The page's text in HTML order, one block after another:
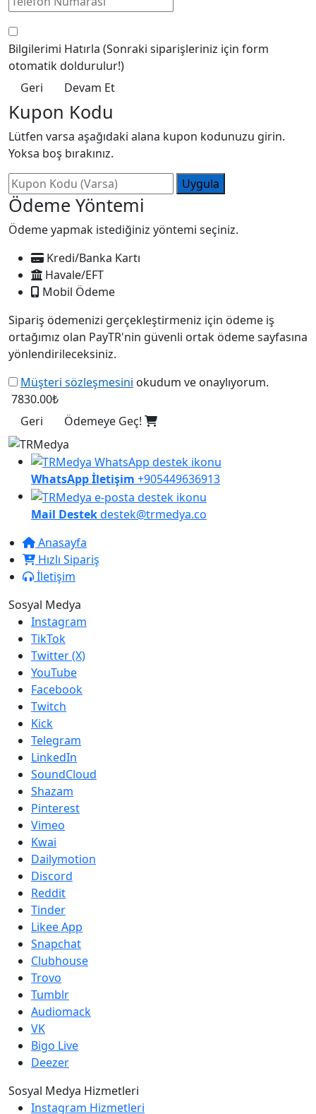
Bilgilerimi Hatırla (Sonraki siparişleriniz için form
otomatik doldurulur!)
Geri
Devam Et
Kupon Kodu
Lütfen varsa aşağıdaki alana kupon kodunuzu girin.
Yoksa boş bırakınız.
Uygula
Ödeme Yöntemi
Ödeme yapmak istediğiniz yöntemi seçiniz.
Kredi/Banka Kartı
Havale/EFT
Mobil Ödeme
Sipariş ödemenizi gerçekleştirmeniz için ödeme iş
ortağımız olan PayTR'nin güvenli ortak ödeme sayfasına
yönlendirileceksiniz.
Müşteri sözleşmesini okudum ve onaylıyorum.
7830.00₺
Geri
Ödemeye Geç!
WhatsApp İletişim +905449636913
Mail Destekdestek@trmedya.co
Anasayfa
Hızlı Sipariş
İletişim
Sosyal Medya
Instagram
TikTok
Twitter (X)
YouTube
Facebook
Twitch
Kick
Telegram
LinkedIn
SoundCloud
Shazam
Pinterest
Vimeo
Kwai
Dailymotion
Discord
Reddit
Tinder
Likee App
Snapchat
Clubhouse
Trovo
Tumblr
Audiomack
VK
Bigo Live
Deezer
Sosyal Medya Hizmetleri
Instagram Hizmetleri